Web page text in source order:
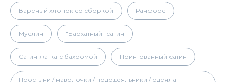
Вареный хлопок со сборкой Ранфорс
Муслин "Бархатный" сатин
Сатин-жатка с бахромой Принтованный сатин
Простыни / наволочки / пододеяльники / одеяла-